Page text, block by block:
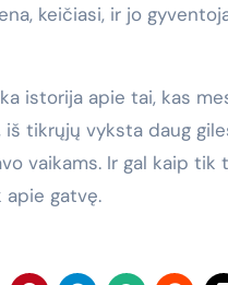
keičiasi, ir jo
istorija apie tai, kas
tikrųjų vyksta daug
vaikams. Ir gal kaip
gatvę.